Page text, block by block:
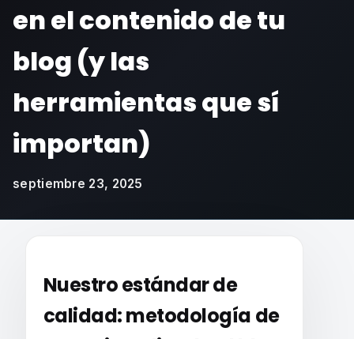
en el contenido de tu
blog (y las
herramientas que sí
importan)
septiembre 23, 2025
Nuestro estándar de
calidad: metodología de